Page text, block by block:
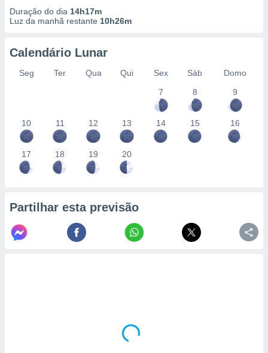
Duração do dia 14h17m
Luz da manhã restante 10h26m
Calendário Lunar
Seg Ter Qua Qui Sex Sáb
Domo
7
8 9
10 11 12 13 14 15 16
17 18 19 20
Partilhar esta previsão